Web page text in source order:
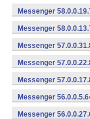
Messenger
Messenger
Messenger
Messenger
Messenger
Messenger
Messenger